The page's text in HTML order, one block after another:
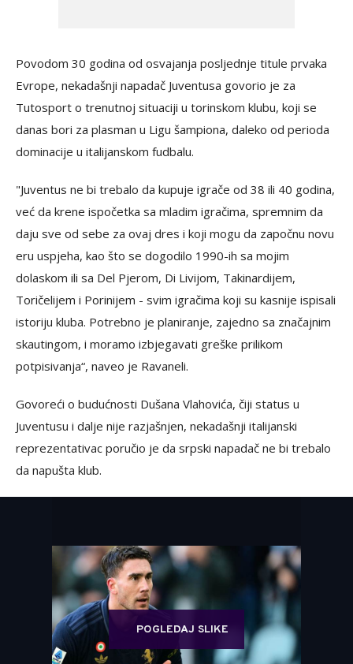
Povodom 30 godina od osvajanja posljednje titule prvaka
Evrope, nekadašnji napadač Juventusa govorio je za
Tutosport o trenutnoj situaciji u torinskom klubu, koji se
danas bori za plasman u Ligu šampiona, daleko od perioda
dominacije u italijanskom fudbalu.
"Juventus ne bi trebalo da kupuje igrače od 38 ili 40 godina,
već da krene ispočetka sa mladim igračima, spremnim da
daju sve od sebe za ovaj dres i koji mogu da započnu novu
eru uspjeha, kao što se dogodilo 1990-ih sa mojim
dolaskom ili sa Del Pjerom, Di Livijom, Takinardijem,
Toričelijem i Porinijem - svim igračima koji su kasnije ispisali
istoriju kluba. Potrebno je planiranje, zajedno sa značajnim
skautingom, i moramo izbjegavati greške prilikom
potpisivanja“, naveo je Ravaneli.
Govoreći o budućnosti Dušana Vlahovića, čiji status u
Juventusu i dalje nije razjašnjen, nekadašnji italijanski
reprezentativac poručio je da srpski napadač ne bi trebalo
da napušta klub.
POGLEDAJ SLIKE